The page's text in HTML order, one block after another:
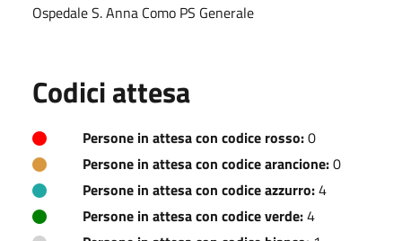
Ospedale S. Anna Como PS Generale
Codici attesa
Persone in attesa con codice rosso:0
Persone in attesa con codice arancione:0
Persone in attesa con codice azzurro:4
Persone in attesa con codice verde:4